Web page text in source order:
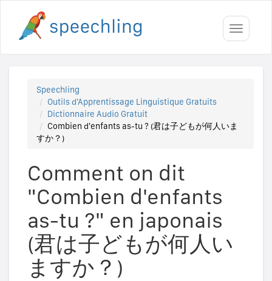
Toggle
Speechling
Outils d'Apprentissage Linguistique Gratuits
Dictionnaire Audio Gratuit
Combien d'enfants as-tu ? (君は子どもが何人いま
すか？)
Comment on dit
"Combien d'enfants
as-tu ?" en japonais
(君は子どもが何人い
ますか？)